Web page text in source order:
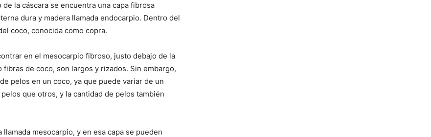
la cáscara se encuentra una capa fibrosa
dura y madera llamada endocarpio. Dentro del
coco, conocida como copra.
en el mesocarpio fibroso, justo debajo de la
de coco, son largos y rizados. Sin embargo,
pelos en un coco, ya que puede variar de un
que otros, y la cantidad de pelos también
mesocarpio, y en esa capa se pueden